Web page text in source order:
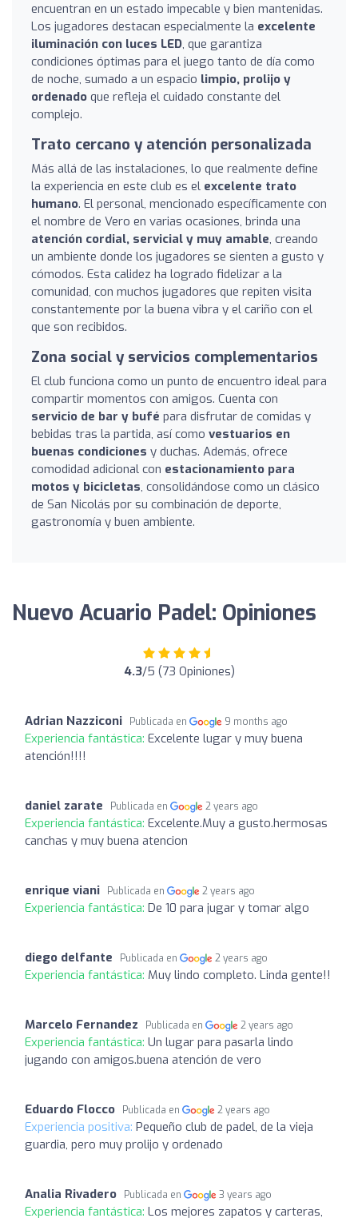
encuentran en un estado impecable y bien mantenidas.
Los jugadores destacan especialmente la excelente
iluminación con luces LED, que garantiza
condiciones óptimas para el juego tanto de día como
de noche, sumado a un espacio limpio, prolijo y
ordenado que refleja el cuidado constante del
complejo.
Trato cercano y atención personalizada
Más allá de las instalaciones, lo que realmente define
la experiencia en este club es el excelente trato
humano. El personal, mencionado específicamente con
el nombre de Vero en varias ocasiones, brinda una
atención cordial, servicial y muy amable, creando
un ambiente donde los jugadores se sienten a gusto y
cómodos. Esta calidez ha logrado fidelizar a la
comunidad, con muchos jugadores que repiten visita
constantemente por la buena vibra y el cariño con el
que son recibidos.
Zona social y servicios complementarios
El club funciona como un punto de encuentro ideal para
compartir momentos con amigos. Cuenta con
servicio de bar y bufé para disfrutar de comidas y
bebidas tras la partida, así como vestuarios en
buenas condiciones y duchas. Además, ofrece
comodidad adicional con estacionamiento para
motos y bicicletas, consolidándose como un clásico
de San Nicolás por su combinación de deporte,
gastronomía y buen ambiente.
Nuevo Acuario Padel: Opiniones
4.3/5 (73 Opiniones)
Adrian Nazziconi Publicada en 9 months ago
Experiencia fantástica: Excelente lugar y muy buena
atención!!!!
daniel zarate Publicada en 2 years ago
Experiencia fantástica: Excelente.Muy a gusto.hermosas
canchas y muy buena atencion
enrique viani Publicada en 2 years ago
Experiencia fantástica: De 10 para jugar y tomar algo
diego delfante Publicada en 2 years ago
Experiencia fantástica: Muy lindo completo. Linda gente!!
Marcelo Fernandez Publicada en 2 years ago
Experiencia fantástica: Un lugar para pasarla lindo
jugando con amigos.buena atención de vero
Eduardo Flocco Publicada en 2 years ago
Experiencia positiva: Pequeño club de padel, de la vieja
guardia, pero muy prolijo y ordenado
Analia Rivadero Publicada en 3 years ago
Experiencia fantástica: Los mejores zapatos y carteras,